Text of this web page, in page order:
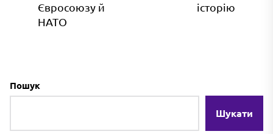
Євросоюзу й
НАТО
історію
Пошук
Шукати